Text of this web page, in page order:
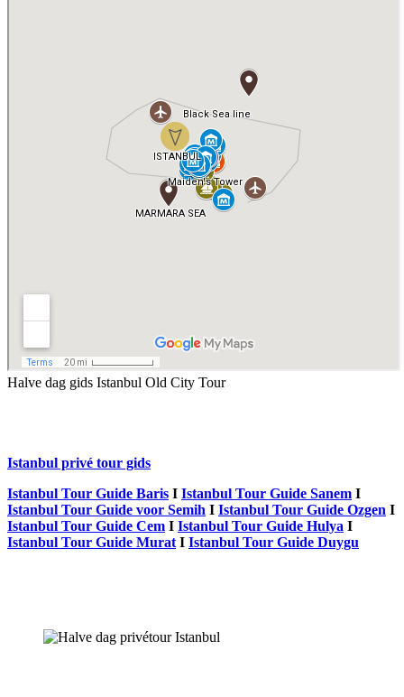
Halve dag gids Istanbul Old City Tour
Istanbul privé tour gids
Istanbul Tour Guide Baris I Istanbul Tour Guide Sanem I
Istanbul Tour Guide voor Semih I Istanbul Tour Guide Ozgen I
Istanbul Tour Guide Cem I Istanbul Tour Guide Hulya I
Istanbul Tour Guide Murat I Istanbul Tour Guide Duygu